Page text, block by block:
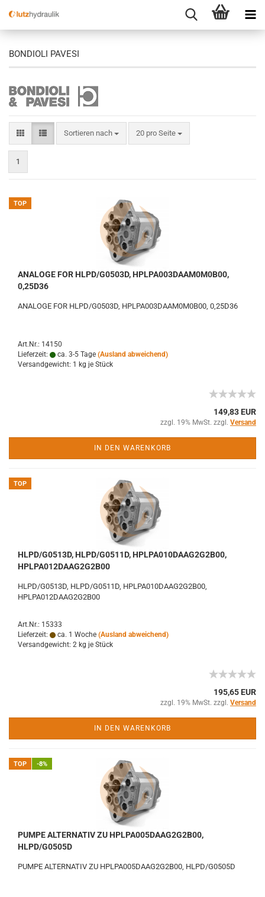
BONDIOLI PAVESI
Sortieren nach
Sortieren nach 20 pro Seite
pro Seite
1
TOP
ANALOGE FOR HLPD/G0503D, HPLPA003DAAM0M0B00,
0,25D36
ANALOGE FOR HLPD/G0503D, HPLPA003DAAM0M0B00, 0,25D36
Art.Nr.: 14150
Lieferzeit:
ca. 3-5 Tage (Ausland abweichend)
Versandgewicht: 1 kg je Stück
149,83 EUR
zzgl. 19% MwSt. zzgl. Versand
IN DEN WARENKORB
TOP
HLPD/G0513D, HLPD/G0511D, HPLPA010DAAG2G2B00,
HPLPA012DAAG2G2B00
HLPD/G0513D, HLPD/G0511D, HPLPA010DAAG2G2B00,
HPLPA012DAAG2G2B00
Art.Nr.: 15333
Lieferzeit:
ca. 1 Woche (Ausland abweichend)
Versandgewicht: 2 kg je Stück
195,65 EUR
zzgl. 19% MwSt. zzgl. Versand
IN DEN WARENKORB
TOP -8%
PUMPE ALTERNATIV ZU HPLPA005DAAG2G2B00,
HLPD/G0505D
PUMPE ALTERNATIV ZU HPLPA005DAAG2G2B00, HLPD/G0505D